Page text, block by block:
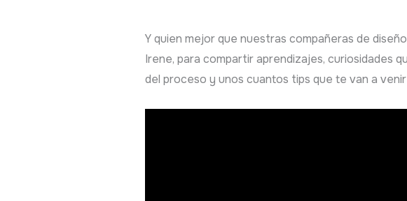
Y quien mejor que nuestras compañeras de
Irene, para compartir aprendizajes, curiosidades
del proceso y unos cuantos tips que te van a